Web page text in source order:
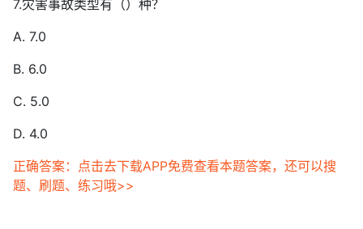
7.灾害事故类型有（）种？
A. 7.0
B. 6.0
C. 5.0
D. 4.0
正确答案：点击去下载APP免费查看本题答案，还可以搜
题、刷题、练习哦>>